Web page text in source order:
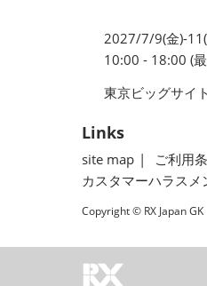
2027/7/9(金)-
10:00 - 18:00 (
東京ビッグサイ
Links
site map ご利用
カスタマーハラス
Copyright © RX Japan GK